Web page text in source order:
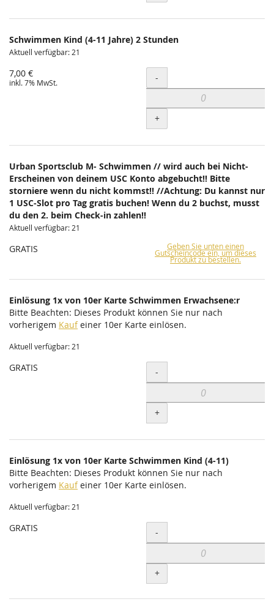
Schwimmen Kind (4-11 Jahre) 2 Stunden
Aktuell verfügbar: 21
7,00 €
inkl. 7% MwSt. Menge
-
+
Urban Sportsclub M- Schwimmen // wird auch bei Nicht-
Erscheinen von deinem USC Konto abgebucht!! Bitte
storniere wenn du nicht kommst!! //Achtung: Du kannst nur
1 USC-Slot pro Tag gratis buchen! Wenn du 2 buchst, musst
du den 2. beim Check-in zahlen!!
Aktuell verfügbar: 21
GRATIS Geben Sie unten einen
Gutscheincode ein, um dieses
Produkt zu bestellen.
Einlösung 1x von 10er Karte Schwimmen Erwachsene:r
Bitte Beachten: Dieses Produkt können Sie nur nach
vorherigem Kaufeiner 10er Karte einlösen.
Aktuell verfügbar: 21
GRATIS Menge
-
+
Einlösung 1x von 10er Karte Schwimmen Kind (4-11)
Bitte Beachten: Dieses Produkt können Sie nur nach
vorherigem Kaufeiner 10er Karte einlösen.
Aktuell verfügbar: 21
GRATIS Menge
-
+